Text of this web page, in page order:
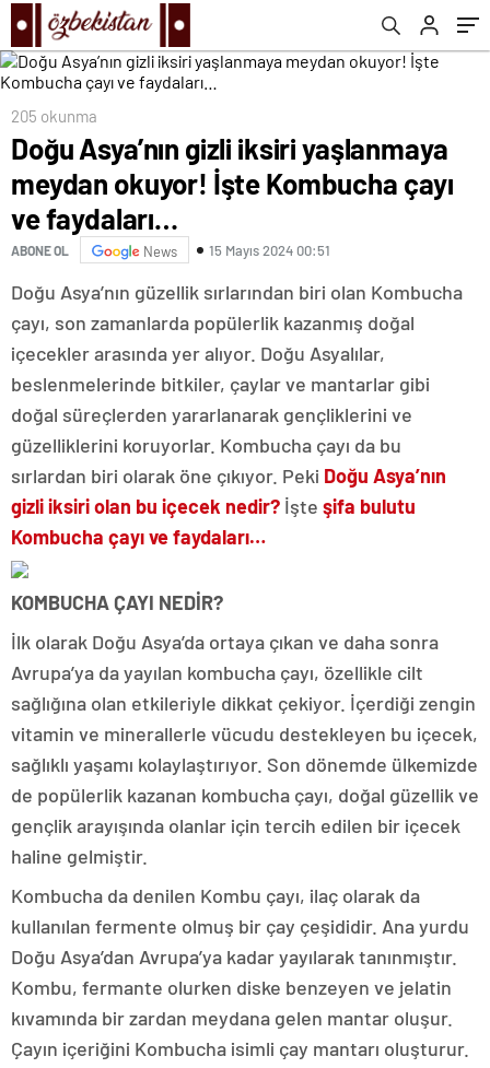
205 okunma
Doğu Asya’nın gizli iksiri yaşlanmaya
meydan okuyor! İşte Kombucha çayı
ve faydaları…
ABONE OL News 15 Mayıs 2024 00:51
Doğu Asya’nın güzellik sırlarından biri olan Kombucha
çayı, son zamanlarda popülerlik kazanmış doğal
içecekler arasında yer alıyor. Doğu Asyalılar,
beslenmelerinde bitkiler, çaylar ve mantarlar gibi
doğal süreçlerden yararlanarak gençliklerini ve
güzelliklerini koruyorlar. Kombucha çayı da bu
sırlardan biri olarak öne çıkıyor. Peki Doğu Asya’nın
gizli iksiri olan bu içecek nedir? İşte şifa bulutu
Kombucha çayı ve faydaları…
KOMBUCHA ÇAYI NEDİR?
İlk olarak Doğu Asya’da ortaya çıkan ve daha sonra
Avrupa’ya da yayılan kombucha çayı, özellikle cilt
sağlığına olan etkileriyle dikkat çekiyor. İçerdiği zengin
vitamin ve minerallerle vücudu destekleyen bu içecek,
sağlıklı yaşamı kolaylaştırıyor. Son dönemde ülkemizde
de popülerlik kazanan kombucha çayı, doğal güzellik ve
gençlik arayışında olanlar için tercih edilen bir içecek
haline gelmiştir.
Kombucha da denilen Kombu çayı, ilaç olarak da
kullanılan fermente olmuş bir çay çeşididir. Ana yurdu
Doğu Asya’dan Avrupa’ya kadar yayılarak tanınmıştır.
Kombu, fermante olurken diske benzeyen ve jelatin
kıvamında bir zardan meydana gelen mantar oluşur.
Çayın içeriğini Kombucha isimli çay mantarı oluşturur.